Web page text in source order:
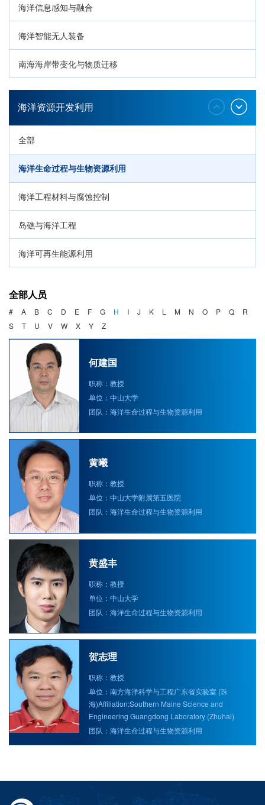
海洋信息感知与融合
海洋智能无人装备
南海海岸带变化与物质迁移
环南海地质过程与灾害响应
海洋资源开发利用
全部
海洋生命过程与生物资源利用
海洋工程材料与腐蚀控制
岛礁与海洋工程
海洋可再生能源利用
海洋产业与政策
海洋可持续发展
全部人员
# A B C D E F G H I J K L M N O P Q
R
S
T U V W X Y Z
何建国
职称：教授
单位：中山大学
团队：海洋生命过程与生物资源利用
黄曦
职称：教授
单位：中山大学附属第五医院
团队：海洋生命过程与生物资源利用
黄盛丰
职称：教授
单位：中山大学
团队：海洋生命过程与生物资源利用
贺志理
职称：教授
单位：南方海洋科学与工程广东省实验室 (珠
海)Affiliation:Southern Maine Science and
Engineering Guangdong Laboratory (Zhuhai)
团队：海洋生命过程与生物资源利用